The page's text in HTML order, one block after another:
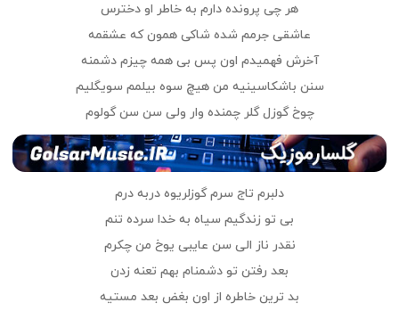
هر چی پرونده دارم به خاطر او دخترس
عاشقی جرمم شده شاکی همون که عشقمه
آخرش فهمیدم اون پس بی همه چیزم دشمنه
سنن باشکاسینیه من هیچ سوه بیلمم سویگلیم
چوخ گوزل گلر چمنده وار ولی سن سن گولوم
دلبرم تاج سرم گوزلریوه دربه درم
بی تو زندگیم سیاه به خدا سرده تنم
نقدر ناز الی سن عایبی یوخ من چکرم
بعد رفتن تو دشمنام بهم تعنه زدن
بد ترین خاطره از اون بغض بعد مستیه